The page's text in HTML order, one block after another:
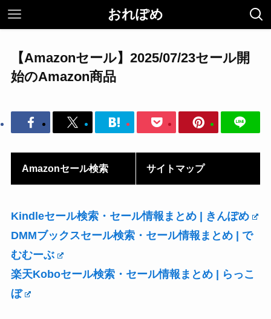
おれぽめ
【Amazonセール】2025/07/23セール開
始のAmazon商品
Amazonセール検索 サイトマップ
Kindleセール検索・セール情報まとめ | きんぽめ
DMMブックスセール検索・セール情報まとめ | で
むむーぶ
楽天Koboセール検索・セール情報まとめ | らっこ
ぼ